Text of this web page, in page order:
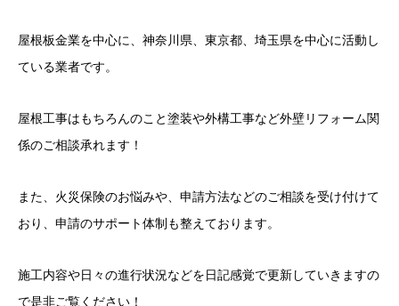
屋根板金業を中心に、神奈川県、東京都、埼玉県を中心に活動し
ている業者です。
屋根工事はもちろんのこと塗装や外構工事など外壁リフォーム関
係のご相談承れます！
また、火災保険のお悩みや、申請方法などのご相談を受け付けて
おり、申請のサポート体制も整えております。
施工内容や日々の進行状況などを日記感覚で更新していきますの
で是非ご覧ください！